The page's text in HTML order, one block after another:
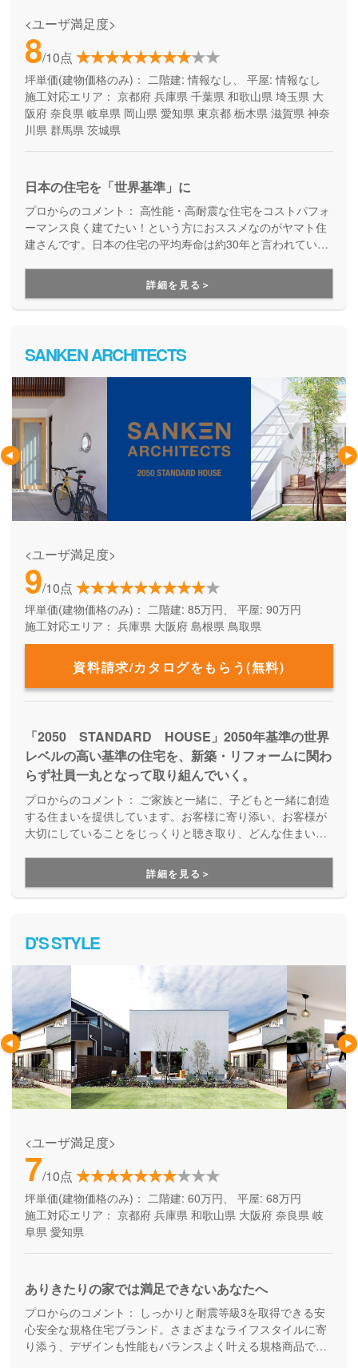
<ユーザ満足度>
8/10点
坪単価(建物価格のみ)： 二階建: 情報なし、 平屋: 情報なし
施工対応エリア： 京都府 兵庫県 千葉県 和歌山県 埼玉県 大
阪府 奈良県 岐阜県 岡山県 愛知県 東京都 栃木県 滋賀県 神奈
川県 群馬県 茨城県
日本の住宅を「世界基準」に
プロからのコメント： 高性能・高耐震な住宅をコストパフォ
ーマンス良く建てたい！という方におススメなのがヤマト住
建さんです。日本の住宅の平均寿命は約30年と言われていま
詳細を見る＞
SANKEN ARCHITECTS
<ユーザ満足度>
9/10点
坪単価(建物価格のみ)： 二階建: 85万円、 平屋: 90万円
施工対応エリア： 兵庫県 大阪府 島根県 鳥取県
資料請求/カタログをもらう(無料)
「2050 STANDARD HOUSE」2050年基準の世界
レベルの高い基準の住宅を、新築・リフォームに関わ
らず社員一丸となって取り組んでいく。
プロからのコメント： ご家族と一緒に、子どもと一緒に創造
する住まいを提供しています。お客様に寄り添い、お客様が
大切にしていることをじっくりと聴き取り、どんな住まいが
働き世帯や子育てママに最適な家づくりのアイディアも豊富
で、家族が喜ぶ家づくりができます。
詳細を見る＞
D'S STYLE
<ユーザ満足度>
7/10点
坪単価(建物価格のみ)： 二階建: 60万円、 平屋: 68万円
施工対応エリア： 京都府 兵庫県 和歌山県 大阪府 奈良県 岐
阜県 愛知県
ありきたりの家では満足できないあなたへ
プロからのコメント：
しっかりと耐震等級3を取得できる安
心安全な規格住宅ブランド。さまざまなライフスタイルに寄
り添う、デザインも性能もバランスよく叶える規格商品で